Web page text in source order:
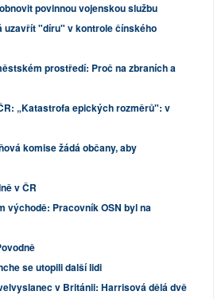
povinnou vojenskou službu
uzavřít "díru" v kontrole čínského
prostředí: Proč na zbraních a
„Katastrofa epických rozměrů": v
komise žádá občany, aby
v ČR
východě: Pracovník OSN byl na
se utopili další lidi
v Británii: Harrisová dělá dvě